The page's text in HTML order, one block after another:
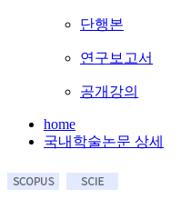
단행본
연구보고서
공개강의
home
국내학술논문 상세